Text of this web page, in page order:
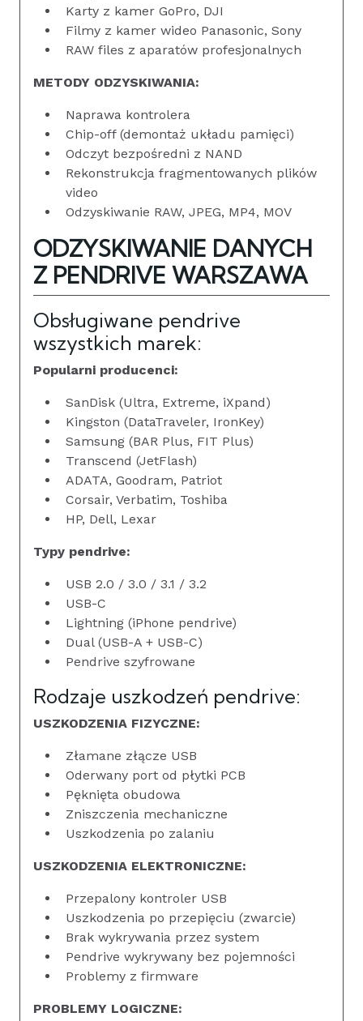
Karty z kamer GoPro, DJI
Filmy z kamer wideo Panasonic, Sony
RAW files z aparatów profesjonalnych
METODY ODZYSKIWANIA:
Naprawa kontrolera
Chip-off (demontaż układu pamięci)
Odczyt bezpośredni z NAND
Rekonstrukcja fragmentowanych plików
video
Odzyskiwanie RAW, JPEG, MP4, MOV
ODZYSKIWANIE DANYCH
Z PENDRIVE WARSZAWA
Obsługiwane pendrive
wszystkich marek:
Popularni producenci:
SanDisk (Ultra, Extreme, iXpand)
Kingston (DataTraveler, IronKey)
Samsung (BAR Plus, FIT Plus)
Transcend (JetFlash)
ADATA, Goodram, Patriot
Corsair, Verbatim, Toshiba
HP, Dell, Lexar
Typy pendrive:
USB 2.0 / 3.0 / 3.1 / 3.2
USB-C
Lightning (iPhone pendrive)
Dual (USB-A + USB-C)
Pendrive szyfrowane
Rodzaje uszkodzeń pendrive:
USZKODZENIA FIZYCZNE:
Złamane złącze USB
Oderwany port od płytki PCB
Pęknięta obudowa
Zniszczenia mechaniczne
Uszkodzenia po zalaniu
USZKODZENIA ELEKTRONICZNE:
Przepalony kontroler USB
Uszkodzenia po przepięciu (zwarcie)
Brak wykrywania przez system
Pendrive wykrywany bez pojemności
Problemy z firmware
PROBLEMY LOGICZNE: